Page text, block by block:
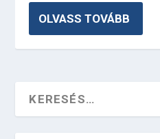
OLVASS TOVÁBB